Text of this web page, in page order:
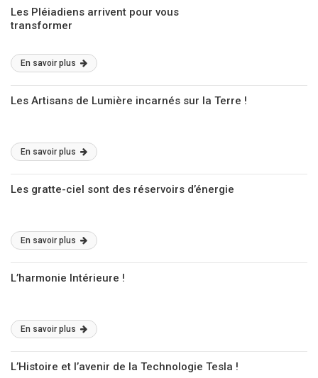
Les Pléiadiens arrivent pour vous
transformer
En savoir plus
Les Artisans de Lumière incarnés sur la Terre !
En savoir plus
Les gratte-ciel sont des réservoirs d’énergie
En savoir plus
L’harmonie Intérieure !
En savoir plus
L’Histoire et l’avenir de la Technologie Tesla !